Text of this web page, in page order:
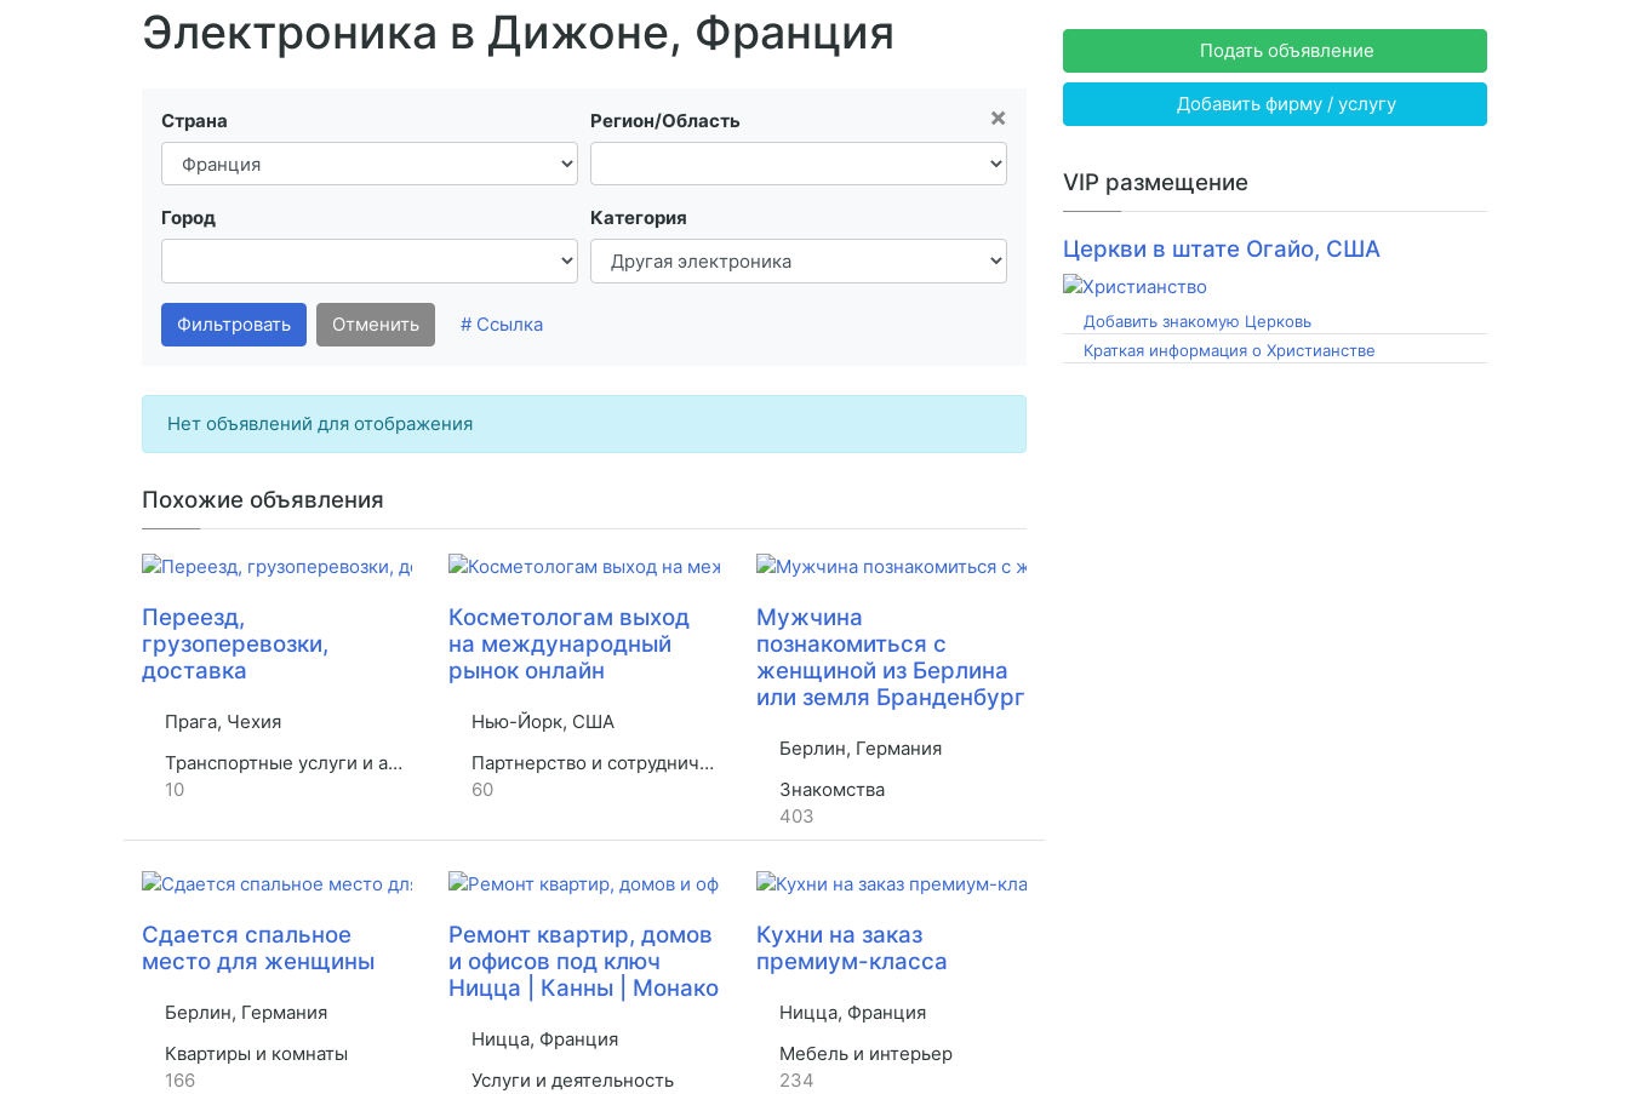
Электроника в Дижоне, Франция
×
Страна Регион/Область
Город Категория
Фильтровать Отменить # Ссылка
Нет объявлений для отображения
Похожие объявления
Переезд,
грузоперевозки,
доставка
Прага, Чехия
Транспортные услуги и аренда
10
Косметологам выход
на международный
рынок онлайн
Нью-Йорк, США
Партнерство и сотрудничество
60
Мужчина
познакомиться с
женщиной из Берлина
или земля Бранденбург
Берлин, Германия
Знакомства
403
Сдается спальное
место для женщины
Берлин, Германия
Квартиры и комнаты
166
Ремонт квартир, домов
и офисов под ключ
Ницца | Канны | Монако
Ницца, Франция
Услуги и деятельность
Кухни на заказ
премиум-класса
Ницца, Франция
Мебель и интерьер
234
Подать объявление
Добавить фирму / услугу
VIP размещение
Церкви в штате Огайо, США
Добавить знакомую Церковь
Краткая информация о Христианстве